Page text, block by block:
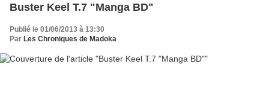
Buster Keel T.7 "Manga BD"
Publié le 01/06/2013 à 13:30
Par Les Chroniques de Madoka